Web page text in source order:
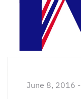
June 8, 2016